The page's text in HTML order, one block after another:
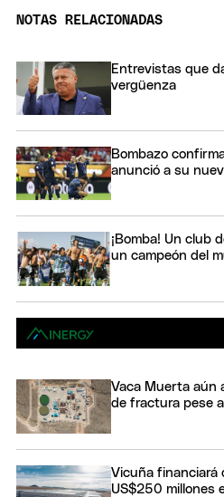
NOTAS RELACIONADAS
Entrevistas que
vergüenza
Bombazo
anunció a su
¡Bomba! Un club
un campeón del
Vaca Muerta aún
de fractura pese
Vicuña financiará
US$250 millones